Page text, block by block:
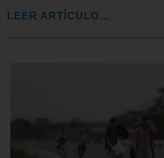
LEER ARTÍCULO...